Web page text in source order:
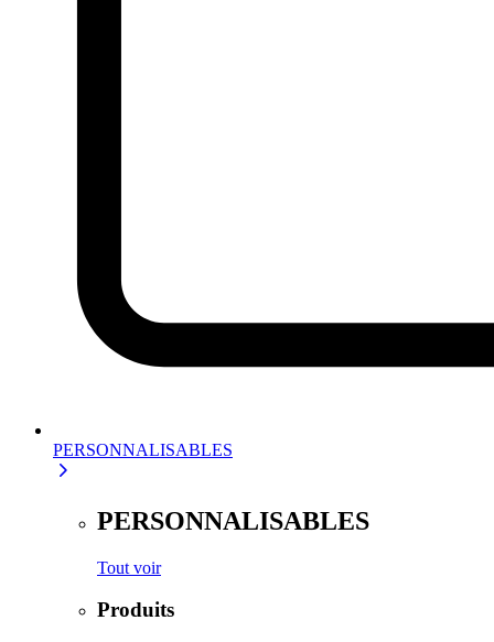
PERSONNALISABLES
PERSONNALISABLES
Tout voir
Produits